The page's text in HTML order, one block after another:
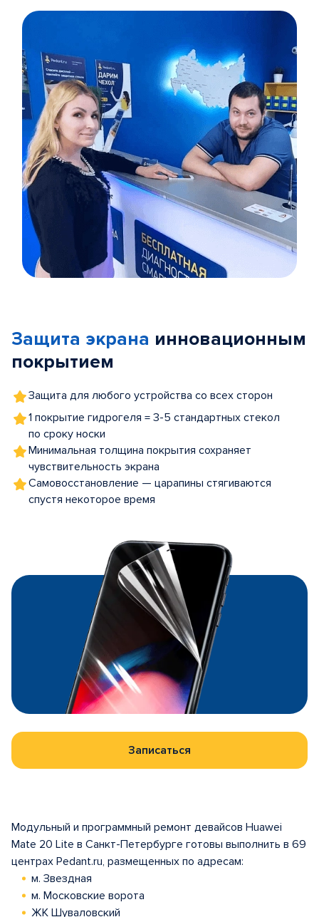
5
Защита экрана инновационным
покрытием
Защита для любого устройства со всех сторон
1 покрытие гидрогеля = 3-5 стандартных стекол
по сроку носки
Минимальная толщина покрытия сохраняет
чувствительность экрана
Самовосстановление — царапины стягиваются
спустя некоторое время
Записаться
Модульный и программный ремонт девайсов Huawei
Mate 20 Lite в Санкт-Петербурге готовы выполнить в 69
центрах Pedant.ru, размещенных по адресам:
м. Звездная
м. Московские ворота
ЖК Шуваловский